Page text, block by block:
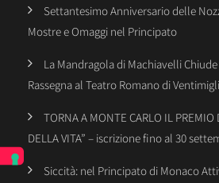
Settantesimo Anniversario delle
Mostre e Omaggi nel Principato
La Mandragola di Machiavelli
Rassegna al Teatro Romano di
TORNA A MONTE CARLO IL PREMIO
DELLA VITA” – iscrizione fino al 30
Siccità: nel Principato di Monaco